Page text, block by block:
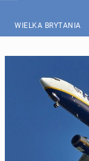
WIELKA BRYTANIA